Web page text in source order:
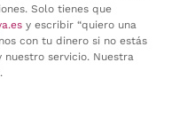
Solo tienes que
y escribir “quiero una
con tu dinero si no estás
nuestro servicio. Nuestra